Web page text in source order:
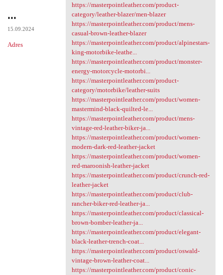
...
15.09.2024
Adres
https://masterpointleather.com/product-
category/leather-blazer/men-blazer
https://masterpointleather.com/product/mens-
casual-brown-leather-blazer
https://masterpointleather.com/product/alpinestars-
king-motorbike-leathe...
https://masterpointleather.com/product/monster-
energy-motorcycle-motorbi...
https://masterpointleather.com/product-
category/motorbike/leather-suits
https://masterpointleather.com/product/women-
mastermind-black-quilted-le...
https://masterpointleather.com/product/mens-
vintage-red-leather-biker-ja...
https://masterpointleather.com/product/women-
modern-dark-red-leather-jacket
https://masterpointleather.com/product/women-
red-maroonish-leather-jacket
https://masterpointleather.com/product/crunch-red-
leather-jacket
https://masterpointleather.com/product/club-
rancher-biker-red-leather-ja...
https://masterpointleather.com/product/classical-
brown-bomber-leather-ja...
https://masterpointleather.com/product/elegant-
black-leather-trench-coat...
https://masterpointleather.com/product/oswald-
vintage-brown-leather-coat...
https://masterpointleather.com/product/conic-